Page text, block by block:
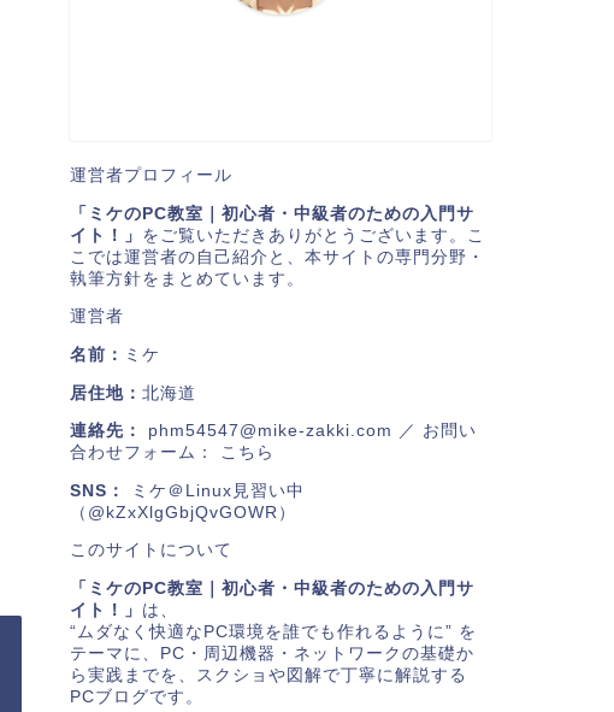
運営者プロフィール
「ミケのPC教室｜初心者・中級者のための入門サ
イト！」 をご覧いただきありがとうございます。こ
こでは運営者の自己紹介と、本サイトの専門分野・
執筆方針をまとめています。
運営者
名前： ミケ
居住地： 北海道
連絡先： phm54547@mike-zakki.com ／ お問い
合わせフォーム： こちら
SNS：
ミケ＠Linux見習い中
（@kZxXlgGbjQvGOWR）
このサイトについて
「ミケのPC教室｜初心者・中級者のための入門サ
イト！」 は、
“ムダなく快適なPC環境を誰でも作れるように” を
テーマに、PC・周辺機器・ネットワークの基礎か
ら実践までを、スクショや図解で丁寧に解説する
PCブログです。